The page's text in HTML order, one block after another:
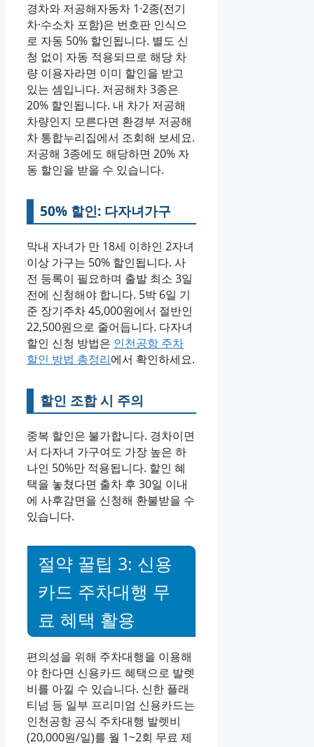
경차와 저공해자동차 1·2종(전기
차·수소차 포함)은 번호판 인식으
로 자동 50% 할인됩니다. 별도 신
청 없이 자동 적용되므로 해당 차
량 이용자라면 이미 할인을 받고
있는 셈입니다. 저공해차 3종은
20% 할인됩니다. 내 차가 저공해
차량인지 모른다면 환경부 저공해
차 통합누리집에서 조회해 보세요.
저공해 3종에도 해당하면 20% 자
동 할인을 받을 수 있습니다.
50% 할인: 다자녀가구
막내 자녀가 만 18세 이하인 2자녀
이상 가구는 50% 할인됩니다. 사
전 등록이 필요하며 출발 최소 3일
전에 신청해야 합니다. 5박 6일 기
준 장기주차 45,000원에서 절반인
22,500원으로 줄어듭니다. 다자녀
할인 신청 방법은 인천공항 주차
할인 방법 총정리에서 확인하세요.
할인 조합 시 주의
중복 할인은 불가합니다. 경차이면
서 다자녀 가구여도 가장 높은 하
나인 50%만 적용됩니다. 할인 혜
택을 놓쳤다면 출차 후 30일 이내
에 사후감면을 신청해 환불받을 수
있습니다.
절약 꿀팁 3: 신용
카드 주차대행 무
료 혜택 활용
편의성을 위해 주차대행을 이용해
야 한다면 신용카드 혜택으로 발렛
비를 아낄 수 있습니다. 신한 플래
티넘 등 일부 프리미엄 신용카드는
인천공항 공식 주차대행 발렛비
(20,000원/일)를 월 1~2회 무료 제